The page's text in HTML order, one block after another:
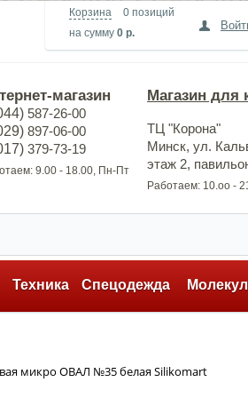
Корзина
0 позиций
на сумму 0 р.
магазин
587-26-00
897-06-00
379-73-19
9.00 - 18.00, Пн-Пт
Магазин для
ТЦ "Корона"
Минск, ул.
этаж 2,
Работаем: 10.оо -
Техника Спецодежда
микро ОВАЛ №35 белая Silikomart